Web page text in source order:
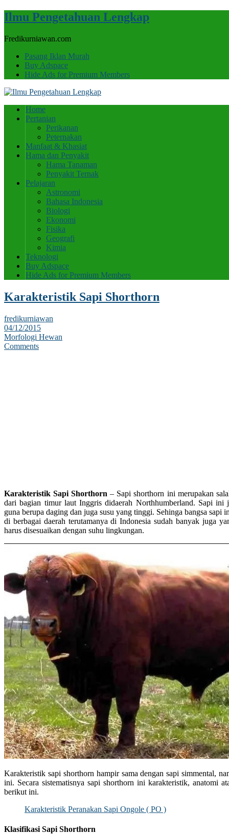
Ilmu Pengetahuan Lengkap
Fredikurniawan.com
Pasang Iklan Murah
Buy Adspace
Hide Ads for Premium Members
Home
Pertanian
Perikanan
Peternakan
Manfaat & Khasiat
Hama dan Penyakit
Hama Tanaman
Penyakit Ternak
Pelajaran
Astronomi
Bahasa Indonesia
Biologi
Ekonomi
Fisika
Geografi
Kimia
Teknologi
Buy Adspace
Hide Ads for Premium Members
Karakteristik Sapi Shorthorn
fredikurniawan
04/12/2015
Morfologi Hewan
Comments
Karakteristik Sapi Shorthorn – Sapi shorthorn ini merupakan
dari bagian timur laut Inggris didaerah Northhumberland. Sapi ini
guna berupa daging dan juga susu yang tinggi. Sehinga bangsa sapi
di berbagai daerah terutamanya di Indonesia sudah banyak juga
harus disesuaikan dengan suhu lingkungan.
Karakteristik sapi shorthorn hampir sama dengan sapi simmental,
ini. Secara sistematisnya sapi shorthorn ini karakteristik, anatomi
berikut ini.
Karakteristik Peranakan Sapi Ongole ( PO )
Klasifikasi Sapi Shorthorn